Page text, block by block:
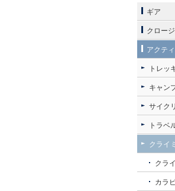
ギア
クロー
アクテ
トレッ
キャン
サイク
トラベ
クライ
クラ
カラ